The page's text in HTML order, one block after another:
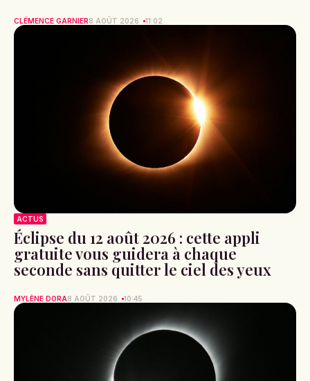
CLÉMENCE GARNIER8 AOÛT 2026 11:02
ACTUS
Éclipse du 12 août 2026 : cette appli
gratuite vous guidera à chaque
seconde sans quitter le ciel des yeux
MYLÈNE DORA8 AOÛT 2026 10:45